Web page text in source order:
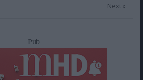
Next »
Pub